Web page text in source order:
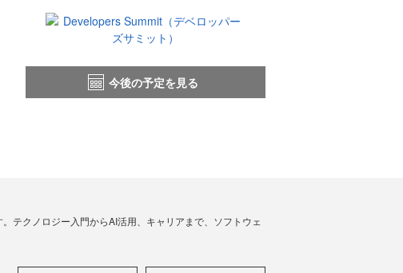
今後の予定を見る
テクノロジー入門からAI活用、キャリアまで、ソフトウェ